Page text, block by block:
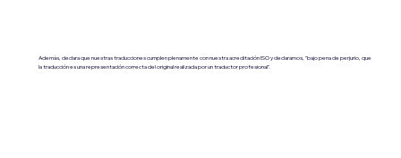
Además, declara que nuestras traducciones cumplen plenamente con nuestra acreditación ISO y declaramos, "bajo pena de perjurio, que
la traducción es una representación correcta del original realizada por un traductor profesional".